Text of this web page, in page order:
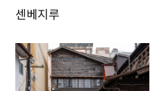
센베지루